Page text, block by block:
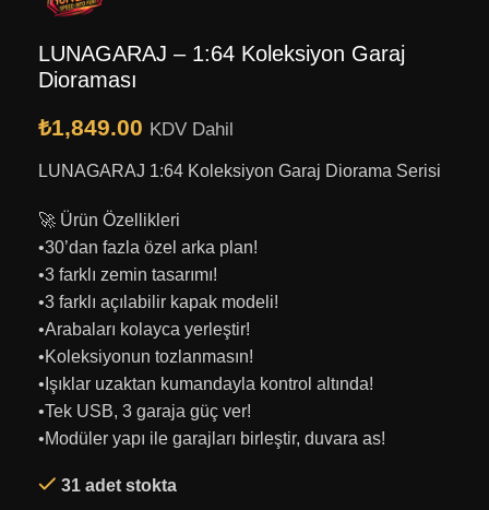
LUNAGARAJ – 1:64 Koleksiyon Garaj
Dioraması
₺1,849.00 KDV Dahil
LUNAGARAJ 1:64 Koleksiyon Garaj Diorama Serisi
🚀 Ürün Özellikleri
•30’dan fazla özel arka plan!
•3 farklı zemin tasarımı!
•3 farklı açılabilir kapak modeli!
•Arabaları kolayca yerleştir!
•Koleksiyonun tozlanmasın!
•Işıklar uzaktan kumandayla kontrol altında!
•Tek USB, 3 garaja güç ver!
•Modüler yapı ile garajları birleştir, duvara as!
31 adet stokta